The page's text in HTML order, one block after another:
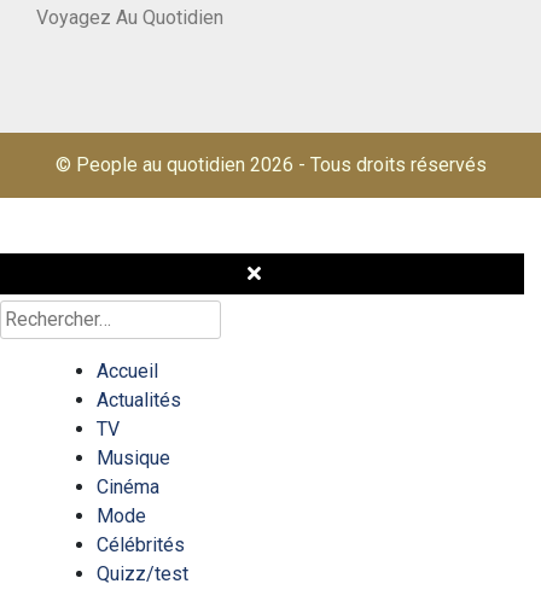
Voyagez Au Quotidien
© People au quotidien 2026 - Tous droits réservés
Rechercher :
Accueil
Actualités
TV
Musique
Cinéma
Mode
Célébrités
Quizz/test